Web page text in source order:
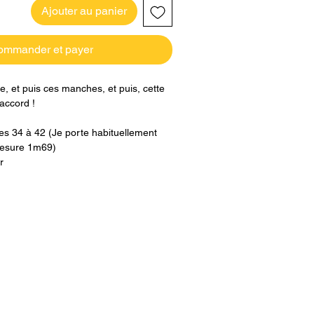
Ajouter au panier
et payer
et puis ces manches, et puis, cette
!
34 à 42 (Je porte habituellement
1m69)